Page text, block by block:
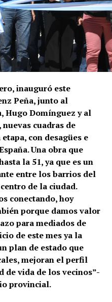
inauguró este
Peña, junto al
Hugo Domínguez y al
cuadras de
con desagües e
Una obra que
la 51, ya que es un
entre los barrios del
de la ciudad.
conectando, hoy
porque damos valor
para mediados de
de este mes ya la
plan de estado que
mejoran el perfil
de vida de los vecinos”-
provincial.